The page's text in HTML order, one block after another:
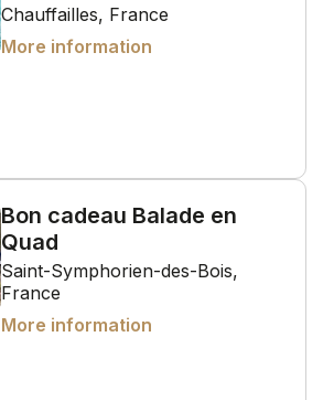
Chauffailles, France
More information
Bon cadeau Balade en
Quad
Saint-Symphorien-des-Bois,
France
More information